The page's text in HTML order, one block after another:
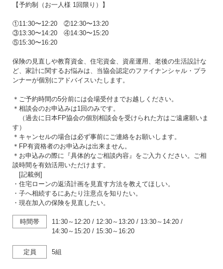
【予約制（お一人様 1回限り）】
①11:30〜12:20 ②12:30〜13:20
③13:30〜14:20 ④14:30〜15:20
⑤15:30〜16:20
保険の見直しや教育資金、住宅資金、資産運用、老後の生活設計な
ど、家計に関するお悩みは、当協会認定のファイナンシャル・プラ
ンナーが個別にアドバイスいたします。
＊ご予約時間の5分前には会場受付までお越しください。
＊相談会のお申込みは1回のみです。
（過去に日本FP協会の個別相談会を受けられた方はご遠慮願いま
す）
＊キャンセルの場合は必ず事前にご連絡をお願いします。
＊FP有資格者のお申込みは出来ません。
＊お申込みの際に『具体的なご相談内容』をご入力ください。ご相
談時間を有効活用いただけます。
[記載例]
・住宅ローンの返済計画を見直す方法を教えてほしい。
・子へ相続するにあたり注意点を知りたい。
・現在加入の保険を見直したい。
時間帯 11:30～12:20 / 12:30～13:20 / 13:30～14:20 /
14:30～15:20 / 15:30～16:20
定員 5組